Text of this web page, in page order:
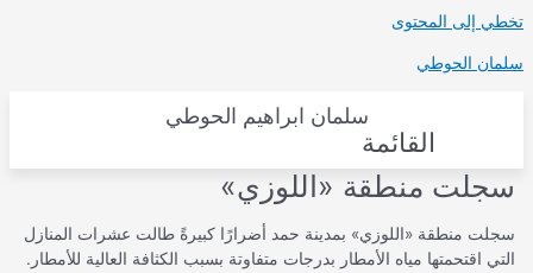
تخطي إلى المحتوى
سلمان الحوطي
سلمان ابراهيم الحوطي
القائمة
سجلت منطقة «اللوزي»
سجلت منطقة «اللوزي» بمدينة حمد أضرارًا كبيرةً طالت عشرات المنازل
التي اقتحمتها مياه الأمطار بدرجات متفاوتة بسبب الكثافة العالية للأمطار.